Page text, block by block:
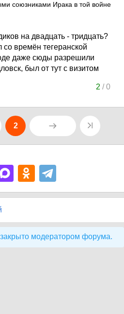
союзниками Ирака в той войне
на двадцать - тридцать?
времён тегеранской
даже сюды разрешили
был от тут с визитом
2 /0
2
модератором форума.